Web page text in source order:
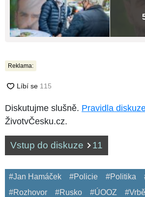
Reklama:
Diskutujme slušně. Pravidla
ŽivotvČesku.cz.
Vstup do diskuze 11
#Jan Hamáček #Policie #Politika
#Rozhovor
#Rusko #ÚOOZ